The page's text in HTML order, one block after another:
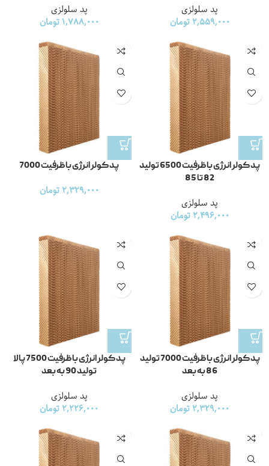
پد سلولزی
2,559,000تومان
پد سلولزی
1,788,000 تومان
پد کولر انرژی با ظرفیت 6500 تولید
82 تا 85
پد سلولزی
2,496,000تومان
پد کولر انرژی با ظرفیت 7000
2,329,000 تومان
پد کولر انرژی با ظرفیت 7000 تولید
86 به بعد
پد سلولزی
2,329,000تومان
پد کولر انرژی با ظرفیت 7500 پالا
تولید 90 به بعد
پد سلولزی
2,226,000تومان